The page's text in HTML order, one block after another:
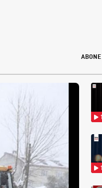
ABONE